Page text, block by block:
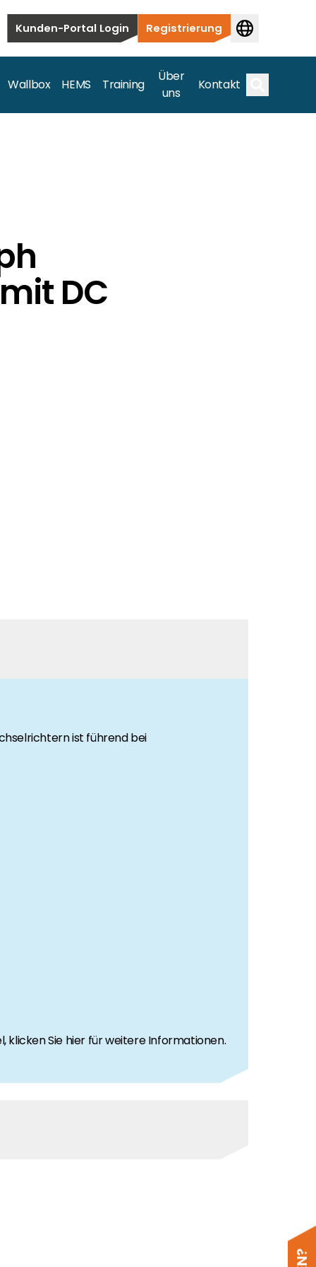
Kunden-Portal Login Registrierung
Wallbox HEMS Training
Über
uns
Kontakt
bis hin zu kommerziellen und
Spektrum ab.
regelmäßige Webinare an und registrieren Sie sich
Schulungen und Webinare.
aus Ihrer Region.
DC
ist führend bei
Sie hier für weitere Informationen.